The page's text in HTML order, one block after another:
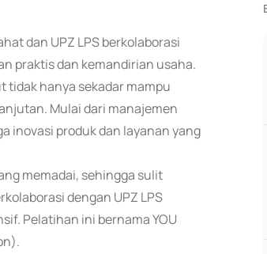
dan UPZ LPS berkolaborasi
praktis dan kemandirian usaha.
tidak hanya sekadar mampu
Mulai dari manajemen
inovasi produk dan layanan yang
memadai, sehingga sulit
dengan UPZ LPS
Pelatihan ini bernama YOU